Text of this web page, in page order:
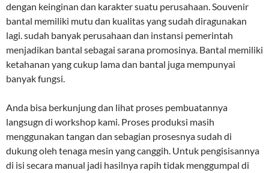
dengan keinginan dan karakter suatu perusahaan. Souvenir
bantal memiliki mutu dan kualitas yang sudah diragunakan
lagi. sudah banyak perusahaan dan instansi pemerintah
menjadikan bantal sebagai sarana promosinya. Bantal memiliki
ketahanan yang cukup lama dan bantal juga mempunyai
banyak fungsi.
Anda bisa berkunjung dan lihat proses pembuatannya
langsugn di workshop kami. Proses produksi masih
menggunakan tangan dan sebagian prosesnya sudah di
dukung oleh tenaga mesin yang canggih. Untuk pengisisannya
di isi secara manual jadi hasilnya rapih tidak menggumpal di